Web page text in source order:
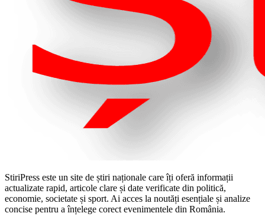
StiriPress este un site de știri naționale care îți oferă informații
actualizate rapid, articole clare și date verificate din politică,
economie, societate și sport. Ai acces la noutăți esențiale și analize
concise pentru a înțelege corect evenimentele din România.